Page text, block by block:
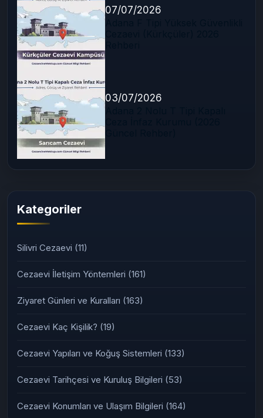
07/07/2026
03/07/2026
Kategoriler
Silivri Cezaevi (11)
Cezaevi İletişim Yöntemleri (161)
Ziyaret Günleri ve Kuralları (163)
Cezaevi Kaç Kişilik? (19)
Cezaevi Yapıları ve Koğuş Sistemleri (133)
Cezaevi Tarihçesi ve Kuruluş Bilgileri (53)
Cezaevi Konumları ve Ulaşım Bilgileri (164)